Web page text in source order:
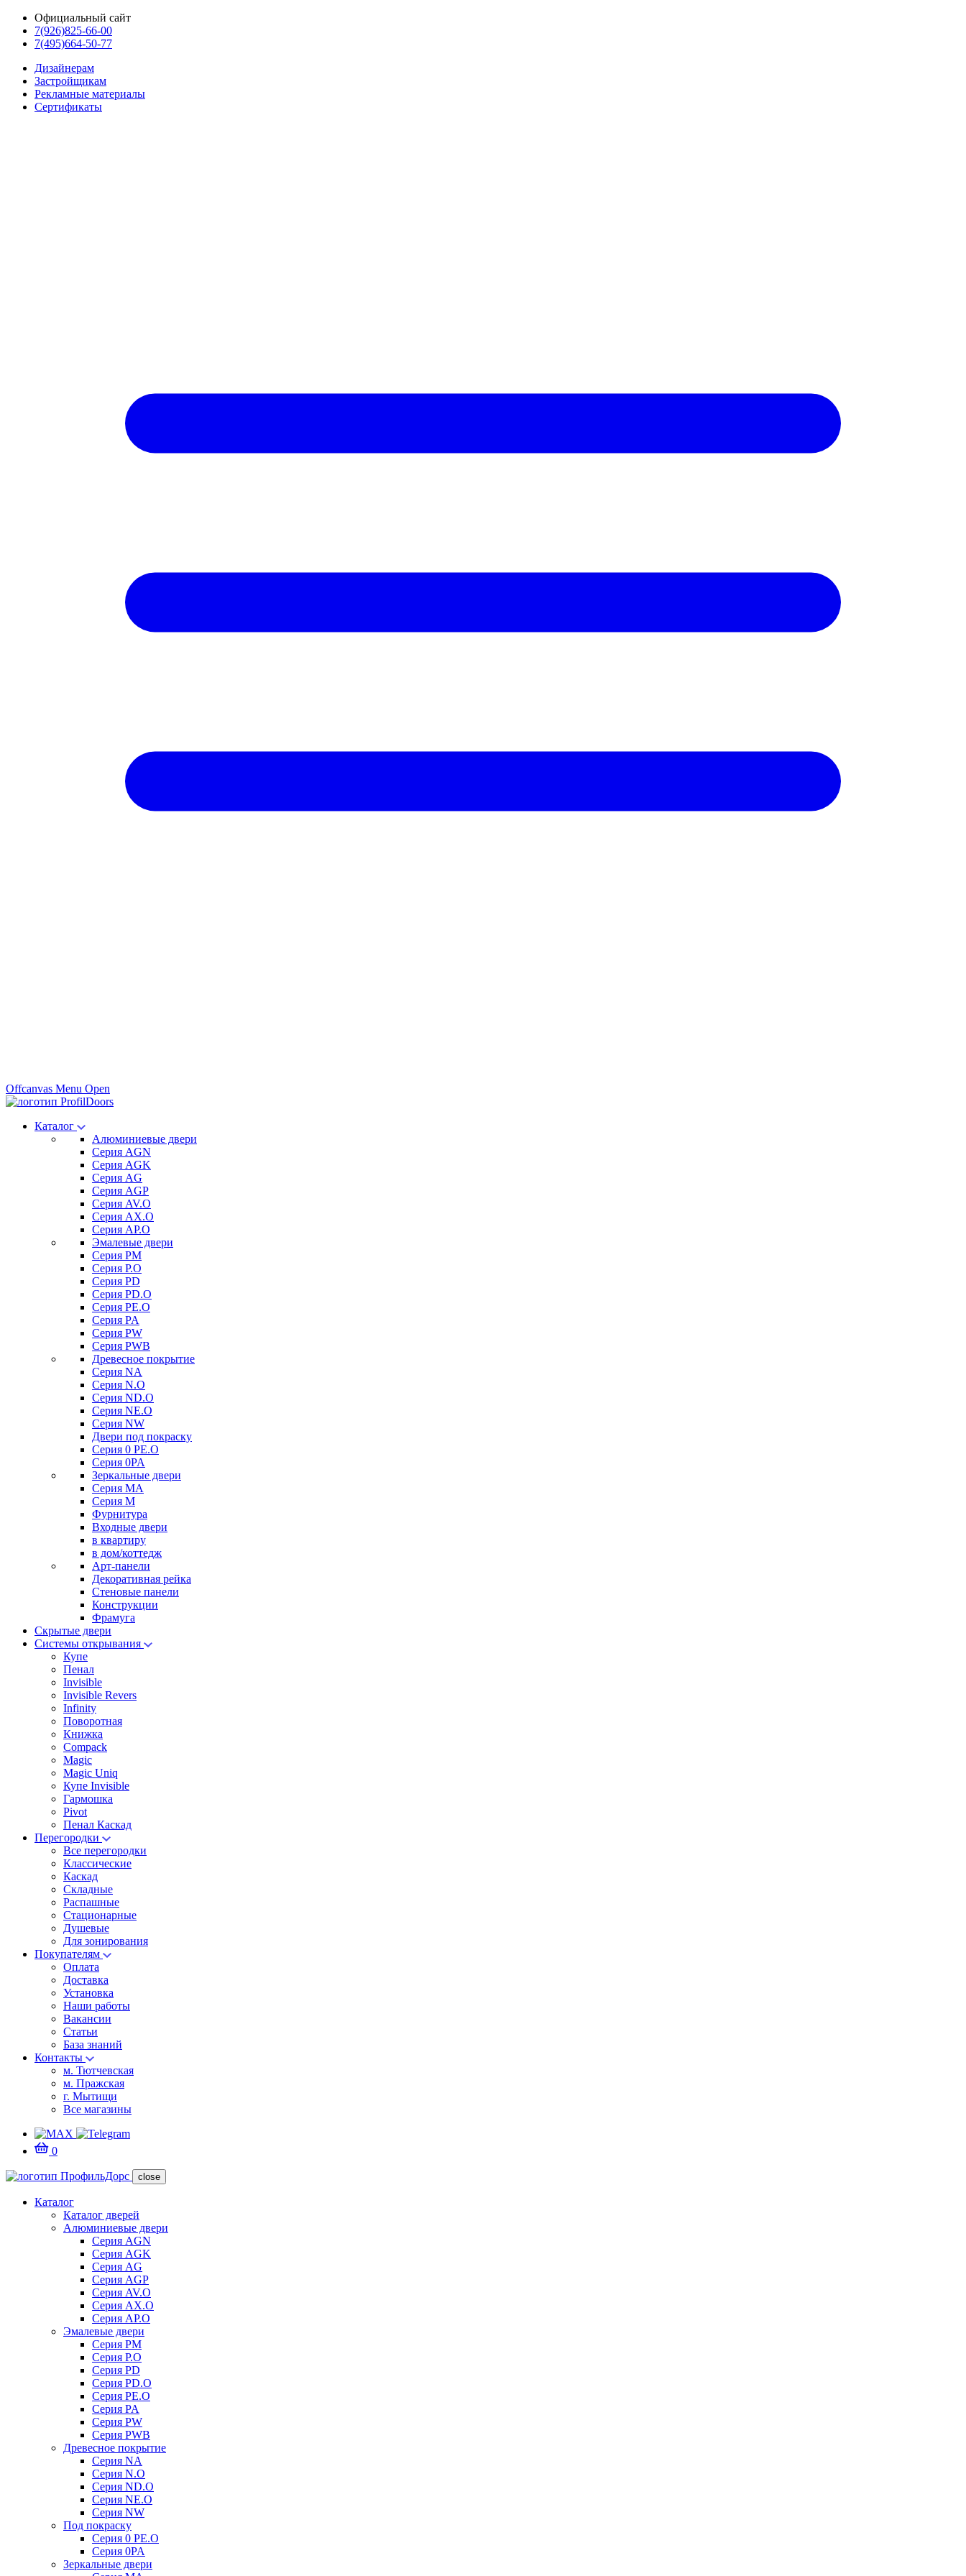
Официальный сайт
7(926)825-66-00
7(495)664-50-77
Дизайнерам
Застройщикам
Рекламные материалы
Сертификаты
Offcanvas Menu Open
Каталог
Алюминиевые двери
Серия AGN
Серия AGK
Серия AG
Серия AGP
Серия AV.O
Серия AX.O
Серия AP.O
Эмалевые двери
Серия PM
Серия P.O
Серия PD
Серия PD.O
Серия PE.O
Серия PA
Серия PW
Серия PWB
Древесное покрытие
Серия NA
Серия N.O
Серия ND.O
Серия NE.O
Серия NW
Двери под покраску
Серия 0 PE.O
Серия 0PA
Зеркальные двери
Серия MA
Серия M
Фурнитура
Входные двери
в квартиру
в дом/коттедж
Арт-панели
Декоративная рейка
Стеновые панели
Конструкции
Фрамуга
Скрытые двери
Системы открывания
Купе
Пенал
Invisible
Invisible Revers
Infinity
Поворотная
Книжка
Compack
Magic
Magic Uniq
Купе Invisible
Гармошка
Pivot
Пенал Каскад
Перегородки
Все перегородки
Классические
Каскад
Складные
Распашные
Стационарные
Душевые
Для зонирования
Покупателям
Оплата
Доставка
Установка
Наши работы
Вакансии
Статьи
База знаний
Контакты
м. Тютчевская
м. Пражская
г. Мытищи
Все магазины
0
close
Каталог
Каталог дверей
Алюминиевые двери
Серия AGN
Серия AGK
Серия AG
Серия AGP
Серия AV.O
Серия AX.O
Серия AP.O
Эмалевые двери
Серия PM
Серия P.O
Серия PD
Серия PD.O
Серия PE.O
Серия PA
Серия PW
Серия PWB
Древесное покрытие
Серия NA
Серия N.O
Серия ND.O
Серия NE.O
Серия NW
Под покраску
Серия 0 PE.O
Серия 0PA
Зеркальные двери